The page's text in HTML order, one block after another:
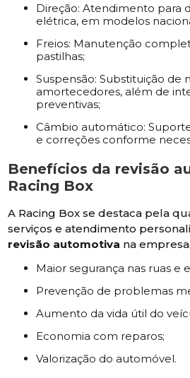
Direção: Atendimento para direção hidráulica e
elétrica, em modelos
Freios: Manutenção completa, troca de discos e
pastilhas;
Suspensão: Substituição de molas e
amortecedores, além de
preventivas;
Câmbio automático: Suporte técnico, diagnóstico
e correções conforme
Benefícios da revisão
Racing Box
A Racing Box se destaca pela
serviços e atendimento
revisão automotiva na
Maior segurança nas ruas e
Prevenção de problemas
Aumento da vida útil do
Economia com reparos;
Valorização do automóvel.